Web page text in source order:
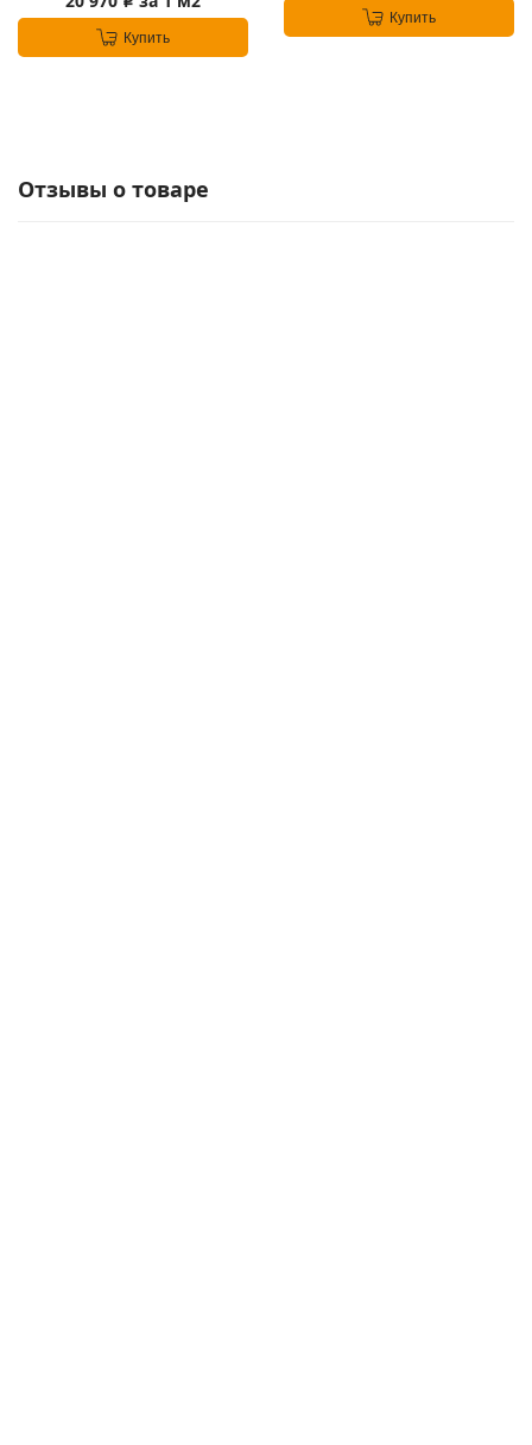
Купить
Купить
Отзывы о товаре